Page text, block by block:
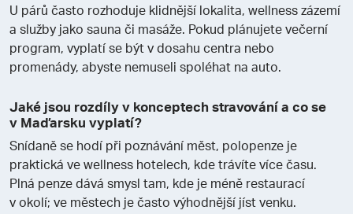
U párů často rozhoduje klidnější lokalita, wellness zázemí
a služby jako sauna či masáže. Pokud plánujete večerní
program, vyplatí se být v dosahu centra nebo
promenády, abyste nemuseli spoléhat na auto.
Jaké jsou rozdíly v konceptech stravování a co se
v Maďarsku vyplatí?
Snídaně se hodí při poznávání měst, polopenze je
praktická ve wellness hotelech, kde trávíte více času.
Plná penze dává smysl tam, kde je méně restaurací
v okolí; ve městech je často výhodnější jíst venku.